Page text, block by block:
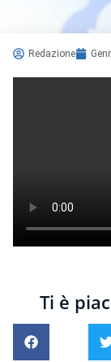
Redazione
Ti è